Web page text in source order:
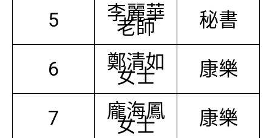
5 李麗華
老師 秘書
6 鄭清如
女士 康樂
7 龐海鳳
女士 康樂